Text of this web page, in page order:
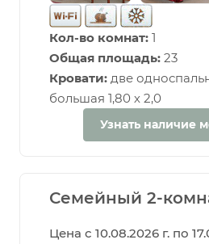
Кол-во комнат: 1
Общая площадь: 23
Кровати: две
большая 1,80 х 2,0
Узнать наличие
Семейный 2-
Цена с 10.08.2026 г. по